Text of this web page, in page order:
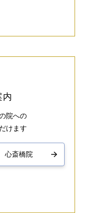
内
院への
けます
心斎橋院